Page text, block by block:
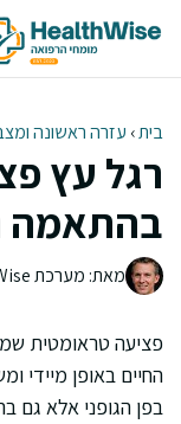
לתוכן
בית› עזרה ראשונה
רגל עץ
בהתאמה
מאת: מערכת Health Wise | צוות העריכה
פציעה טראומטית
החיים באופן מיידי
בפן הגופני אלא גם